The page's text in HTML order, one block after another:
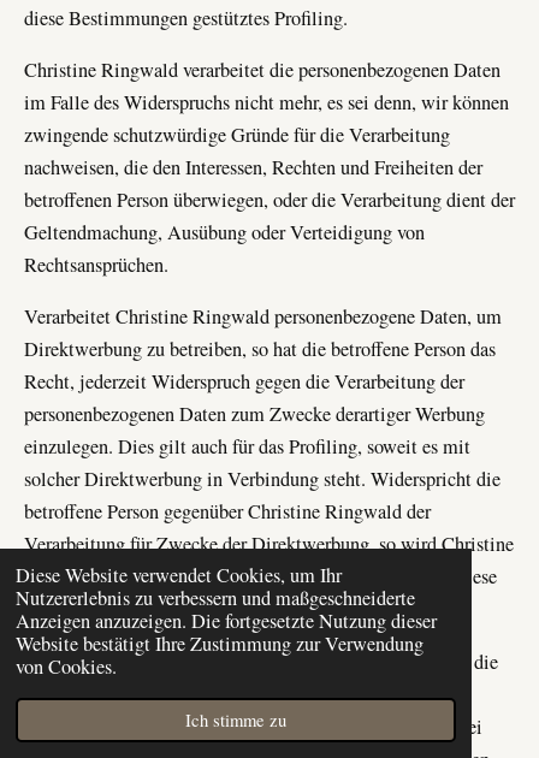
Diese Website verwendet Cookies, um Ihr
Nutzererlebnis zu verbessern und maßgeschneiderte
Anzeigen anzuzeigen. Die fortgesetzte Nutzung dieser
Website bestätigt Ihre Zustimmung zur Verwendung
von Cookies.
Ich stimme zu
diese Bestimmungen gestütztes Profiling.
Christine Ringwald verarbeitet die personenbezogenen Daten
im Falle des Widerspruchs nicht mehr, es sei denn, wir können
zwingende schutzwürdige Gründe für die Verarbeitung
nachweisen, die den Interessen, Rechten und Freiheiten der
betroffenen Person überwiegen, oder die Verarbeitung dient der
Geltendmachung, Ausübung oder Verteidigung von
Rechtsansprüchen.
Verarbeitet Christine Ringwald personenbezogene Daten, um
Direktwerbung zu betreiben, so hat die betroffene Person das
Recht, jederzeit Widerspruch gegen die Verarbeitung der
personenbezogenen Daten zum Zwecke derartiger Werbung
einzulegen. Dies gilt auch für das Profiling, soweit es mit
solcher Direktwerbung in Verbindung steht. Widerspricht die
betroffene Person gegenüber Christine Ringwald der
Verarbeitung für Zwecke der Direktwerbung, so wird Christine
Ringwald die personenbezogenen Daten nicht mehr für diese
Zwecke verarbeiten.
Zudem hat die betroffene Person das Recht, aus Gründen, die
sich aus ihrer besonderen Situation ergeben, gegen die sie
betreffende Verarbeitung personenbezogener Daten, die bei